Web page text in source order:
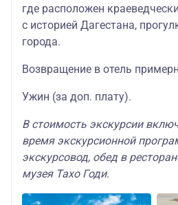
где расположен
с историей Дагестана,
города.
Возвращение в отель
Ужин (за доп. плату).
В стоимость экскурсии
время экскурсионной
экскурсовод, обед в
музея Тахо Годи.